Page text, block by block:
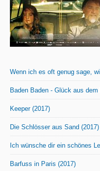
Wenn ich es oft genug sage,
Baden Baden - Glück aus
Keeper (2017)
Die Schlösser aus Sand (2017)
Ich wünsche dir ein schönes
Barfuss in Paris (2017)